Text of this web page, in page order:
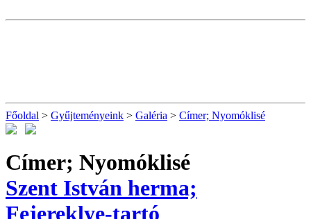
Főoldal > Gyűjteményeink > Galéria > Címer; Nyomóklisé
Címer; Nyomóklisé
Szent István herma;
Fejereklye-tartó